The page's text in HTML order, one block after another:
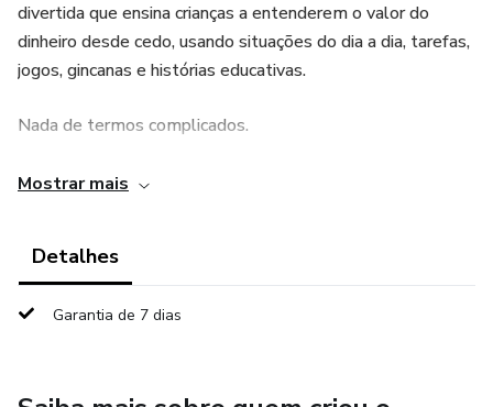
divertida que ensina crianças a entenderem o valor do
dinheiro desde cedo, usando situações do dia a dia, tarefas,
jogos, gincanas e histórias educativas.
Nada de termos complicados.
Nada de aulas chatas.
👨‍👩‍👧‍👦 Para quem é o Grana Kids?
✔ Famílias que desejam ensinar responsabilidade e
Mostrar mais
Detalhes
Garantia de 7 dias